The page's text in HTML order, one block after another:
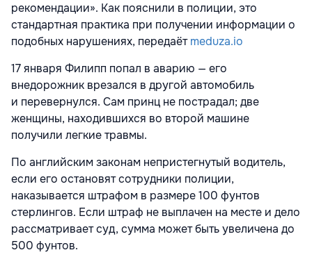
рекомендации». Как пояснили в полиции, это
стандартная практика при получении информации о
подобных нарушениях, передаётmeduza.io
17 января Филипп попал в аварию — его
внедорожник врезался в другой автомобиль
и перевернулся. Сам принц не пострадал; две
женщины, находившихся во второй машине
получили легкие травмы.
По английским законам непристегнутый водитель,
если его остановят сотрудники полиции,
наказывается штрафом в размере 100 фунтов
стерлингов. Если штраф не выплачен на месте и дело
рассматривает суд, сумма может быть увеличена до
500 фунтов.